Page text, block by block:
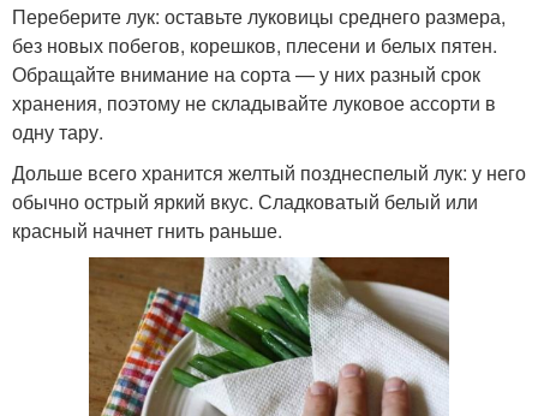
Переберите лук: оставьте луковицы среднего размера,
без новых побегов, корешков, плесени и белых пятен.
Обращайте внимание на сорта — у них разный срок
хранения, поэтому не складывайте луковое ассорти в
одну тару.
Дольше всего хранится желтый позднеспелый лук: у него
обычно острый яркий вкус. Сладковатый белый или
красный начнет гнить раньше.